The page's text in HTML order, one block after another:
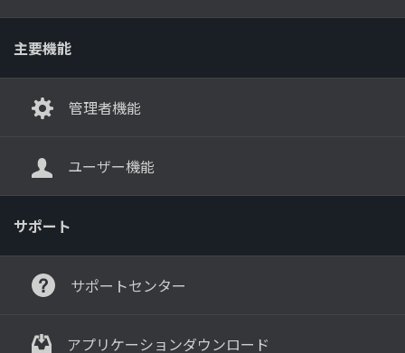
主要機能
管理者機能
ユーザー機能
サポート
サポートセンター
アプリケーションダウンロード